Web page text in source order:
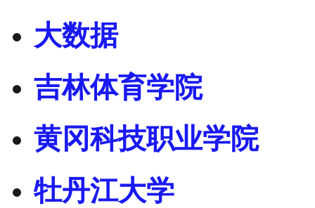
大数据
吉林体育学院
黄冈科技职业学院
牡丹江大学